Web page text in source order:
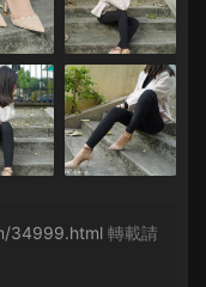
34999.html 轉載請